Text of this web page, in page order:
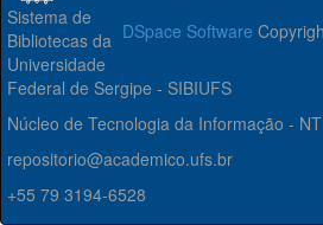
DSpace Software
Sistema de
Bibliotecas da
Universidade
Federal de Sergipe - SIBIUFS
Núcleo de Tecnologia da Informação -
repositorio@academico.ufs.br
+55 79 3194-6528